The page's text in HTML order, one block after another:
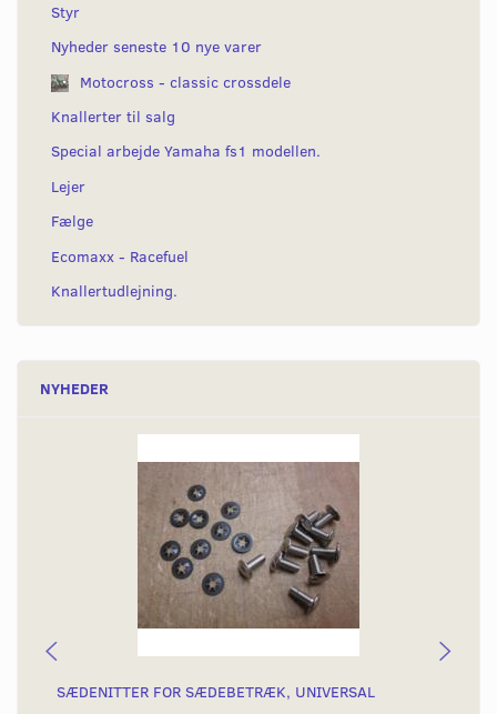
Styr
Nyheder seneste 10 nye varer
Motocross - classic crossdele
Knallerter til salg
Special arbejde Yamaha fs1 modellen.
Lejer
Fælge
Ecomaxx - Racefuel
Knallertudlejning.
NYHEDER
SÆDENITTER FOR SÆDEBETRÆK, UNIVERSAL